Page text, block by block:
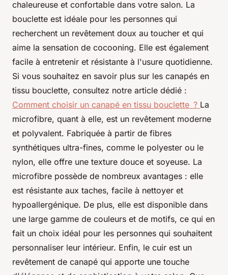
chaleureuse et confortable dans votre salon. La
bouclette est idéale pour les personnes qui
recherchent un revêtement doux au toucher et qui
aime la sensation de cocooning. Elle est également
facile à entretenir et résistante à l'usure quotidienne.
Si vous souhaitez en savoir plus sur les canapés en
tissu bouclette, consultez notre article dédié :
Comment choisir un canapé en tissu bouclette ? La
microfibre, quant à elle, est un revêtement moderne
et polyvalent. Fabriquée à partir de fibres
synthétiques ultra-fines, comme le polyester ou le
nylon, elle offre une texture douce et soyeuse. La
microfibre possède de nombreux avantages : elle
est résistante aux taches, facile à nettoyer et
hypoallergénique. De plus, elle est disponible dans
une large gamme de couleurs et de motifs, ce qui en
fait un choix idéal pour les personnes qui souhaitent
personnaliser leur intérieur. Enfin, le cuir est un
revêtement de canapé qui apporte une touche